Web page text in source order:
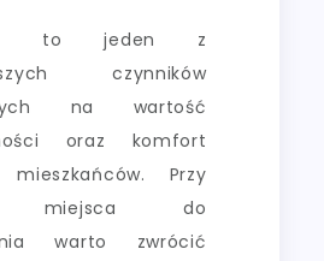
to jeden z
czynników
na wartość
oraz komfort
Przy
miejsca do
warto zwrócić